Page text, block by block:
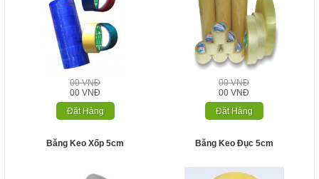
00 VNĐ
00 VNĐ
Đặt Hàng
00 VNĐ
00 VNĐ
Đặt Hàng
Băng Keo Xốp 5cm Băng Keo Đục 5cm